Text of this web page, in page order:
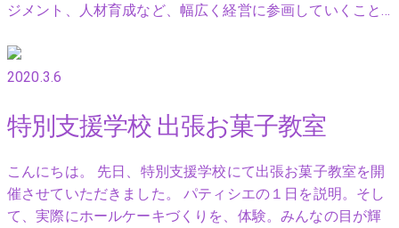
ジメント、人材育成など、幅広く経営に参画していくこと…
2020.3.6
特別支援学校 出張お菓子教室
こんにちは。 先日、特別支援学校にて出張お菓子教室を開
催させていただきました。 パティシエの１日を説明。そし
て、実際にホールケーキづくりを、体験。みんなの目が輝